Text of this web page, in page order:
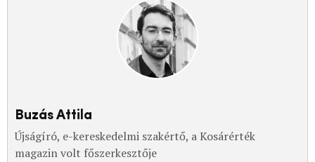
Buzás Attila
Újságíró, e-kereskedelmi szakértő, a Kosárérték
magazin volt főszerkesztője